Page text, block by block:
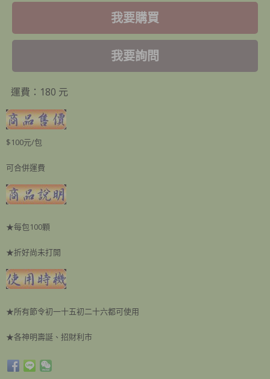
我要購買
我要詢問
運費：180 元
$100元/包
可合併運費
★每包100顆
★折好尚未打開
★所有節令初一十五初二十六都可使用
★各神明壽誕、招財利市